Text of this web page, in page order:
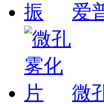
爱
微